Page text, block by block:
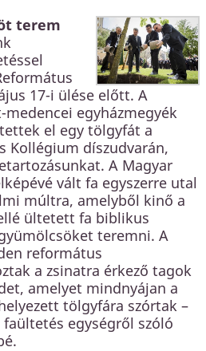
terem
17-i ülése előtt. A
egyházmegyék
el egy tölgyfát a
Kollégium díszudvarán,
A Magyar
vált fa egyszerre utal
múltra, amelyből kinő a
ültetett fa biblikus
teremni. A
református
a zsinatra érkező tagok
amelyet mindnyájan a
tölgyfára szórtak –
egységről szóló